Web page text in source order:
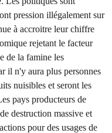
pression illégalement sur
à accroitre leur chiffre
rejetant le facteur
de la famine les
il n'y aura plus personnes
nuisibles et seront les
pays producteurs de
destruction massive et
pour des usages de